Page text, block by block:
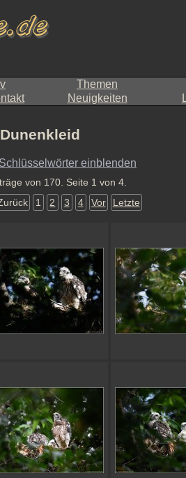
Themen
Neuigkeiten
Dunenkleid
einblenden
von 170. Seite 1 von 4.
1 2 3 4 Vor Letzte